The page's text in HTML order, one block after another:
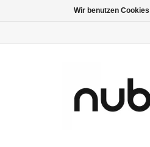
Wir benutzen